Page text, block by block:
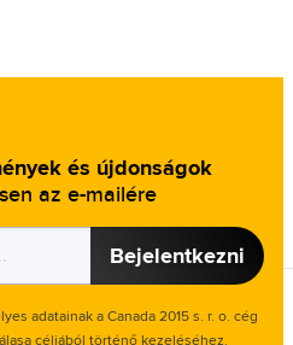
és újdonságok
az e-mailére
Bejelentkezni
adatainak a Canada 2015 s. r. o. cég
céljából történő kezeléséhez.